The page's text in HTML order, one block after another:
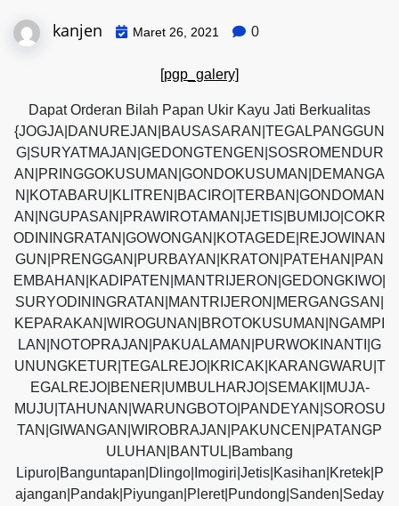
kanjen Maret 26, 2021 0
[pgp_galery]
Dapat Orderan Bilah Papan Ukir Kayu Jati Berkualitas
{JOGJA|DANUREJAN|BAUSASARAN|TEGALPANGGUN
G|SURYATMAJAN|GEDONGTENGEN|SOSROMENDUR
AN|PRINGGOKUSUMAN|GONDOKUSUMAN|DEMANGA
N|KOTABARU|KLITREN|BACIRO|TERBAN|GONDOMAN
AN|NGUPASAN|PRAWIROTAMAN|JETIS|BUMIJO|COKR
ODININGRATAN|GOWONGAN|KOTAGEDE|REJOWINAN
GUN|PRENGGAN|PURBAYAN|KRATON|PATEHAN|PAN
EMBAHAN|KADIPATEN|MANTRIJERON|GEDONGKIWO|
SURYODININGRATAN|MANTRIJERON|MERGANGSAN|
KEPARAKAN|WIROGUNAN|BROTOKUSUMAN|NGAMPI
LAN|NOTOPRAJAN|PAKUALAMAN|PURWOKINANTI|G
UNUNGKETUR|TEGALREJO|KRICAK|KARANGWARU|T
EGALREJO|BENER|UMBULHARJO|SEMAKI|MUJA-
MUJU|TAHUNAN|WARUNGBOTO|PANDEYAN|SOROSU
TAN|GIWANGAN|WIROBRAJAN|PAKUNCEN|PATANGP
ULUHAN|BANTUL|Bambang
Lipuro|Banguntapan|Dlingo|Imogiri|Jetis|Kasihan|Kretek|P
ajangan|Pandak|Piyungan|Pleret|Pundong|Sanden|Seday